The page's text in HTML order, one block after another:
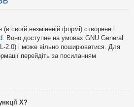
своїй незміненій формі) створене і
. Воно доступне на умовах GNU General
2.0) і може вільно поширюватися. Для
перейдіть за посиланням
X?